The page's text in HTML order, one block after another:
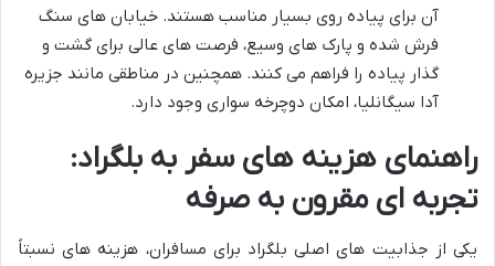
آن برای پیاده روی بسیار مناسب هستند. خیابان های سنگ
فرش شده و پارک های وسیع، فرصت های عالی برای گشت و
گذار پیاده را فراهم می کنند. همچنین در مناطقی مانند جزیره
آدا سیگانلیا، امکان دوچرخه سواری وجود دارد.
راهنمای هزینه های سفر به بلگراد:
تجربه ای مقرون به صرفه
یکی از جذابیت های اصلی بلگراد برای مسافران، هزینه های نسبتاً